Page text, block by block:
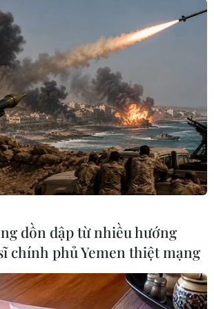
Phủ; nêu rõ những hạn chế
bắt tình hình một số lúc, một số
trong nhiệm kỳ, đồng thời
học "lấy dân làm gốc" trong
dồn dập từ nhiều hướng
chính phủ Yemen thiệt mạng